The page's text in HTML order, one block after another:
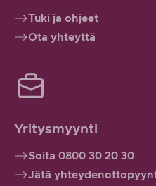
Tuki ja ohjeet
Ota yhteyttä
Yritysmyynti
Soita 0800 30 20 30
Jätä